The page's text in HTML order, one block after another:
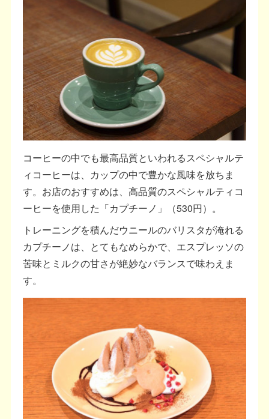
コーヒーの中でも最高品質といわれるスペシャルテ
ィコーヒーは、カップの中で豊かな風味を放ちま
す。お店のおすすめは、高品質のスペシャルティコ
ーヒーを使用した「カプチーノ」（530円）。
トレーニングを積んだウニールのバリスタが淹れる
カプチーノは、とてもなめらかで、エスプレッソの
苦味とミルクの甘さが絶妙なバランスで味わえま
す。